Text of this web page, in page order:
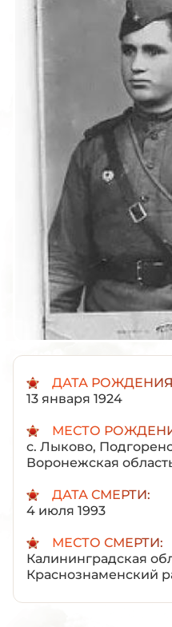
ДАТА
13 января 1924
МЕСТО
с. Лыково,
Воронежская
ДАТА СМЕРТИ:
4 июля 1993
МЕСТО СМЕРТИ:
Калининградская
Краснознаменский